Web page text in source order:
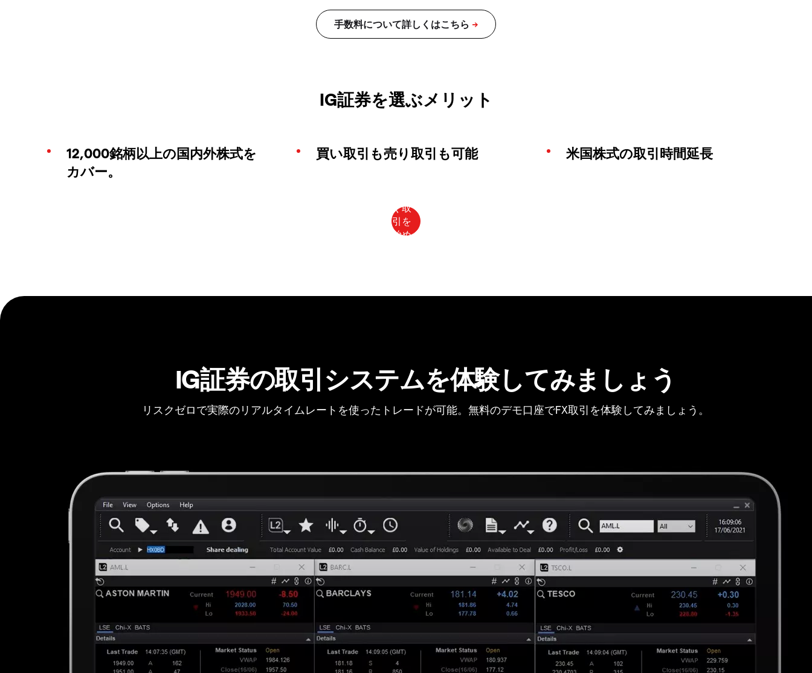
IG証券を選ぶメリット
12,000銘柄以上の国内外株式を
カバー。
買い取引も売り取引も可能 米国株式の取引時間延長
IG証券の取引システムを体験してみましょう
リスクゼロで実際のリアルタイムレートを使ったトレードが可能。無料のデモ口座でFX取引を体験してみましょう。